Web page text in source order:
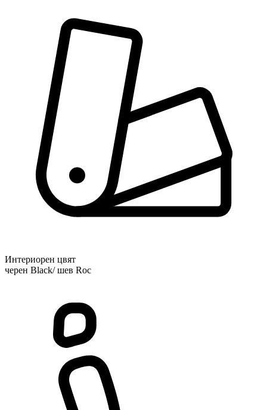
Интериорен цвят
черен Black/ шев Roc